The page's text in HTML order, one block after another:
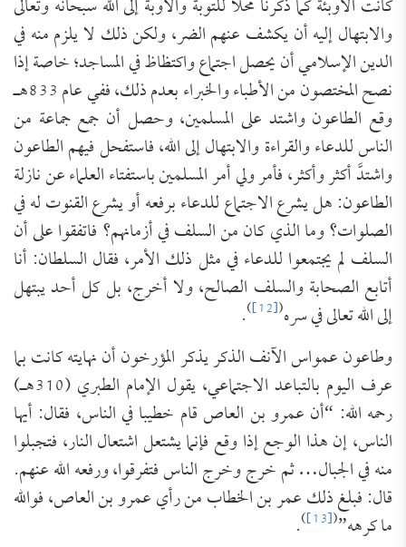
والابتهال إليه أن يكشف عنهم الضر، ولكن ذلك لا يلزم منه في
الدين الإسلامي أن يحصل اجتماع واكتظاظ في المساجد؛ خاصة إذا
نصح المختصون من الأطباء والخبراء بعدم ذلك، ففي عام 833هـ
وقع الطاعون واشتد على المسلمين، وحصل أن جمع جماعة من
الناس للدعاء والقراءة والابتهال إلى الله، فاستفحل فيهم الطاعون
واشتدَّ أكثر وأكثر، فأمر ولي أمر المسلمين باستفتاء العلماء عن نازلة
الطاعون: هل يشرع الاجتماع للدعاء برفعه أو يشرع القنوت له في
الصلوات؟ وما الذي كان من السلف في أزمانهم؟ فاتفقوا على أن
السلف لم يجتمعوا للدعاء في مثل ذلك الأمر، فقال السلطان: أنا
أتابع الصحابة والسلف الصالح، ولا أخرج، بل كل أحد يبتهل
إلى الله تعالى في سره(
[12]
)
.
وطاعون عمواس الآنف الذكر يذكر المؤرخون أن نهايته كانت بما
عرف اليوم بالتباعد الاجتماعي، يقول الإمام الطبري (310هـ)
رحمه الله: “أن عمرو بن العاص قام خطيبا في الناس، فقال: أيها
الناس، إن هذا الوجع إذا وقع فإنما يشتعل اشتعال النار، فتجبلوا
منه في الجبال… ثم خرج وخرج الناس فتفرقوا، ورفعه الله عنهم.
قال: فبلغ ذلك عمر بن الخطاب من رأي عمرو بن العاص، فوالله
ما كرهه”(
[13]
)
.